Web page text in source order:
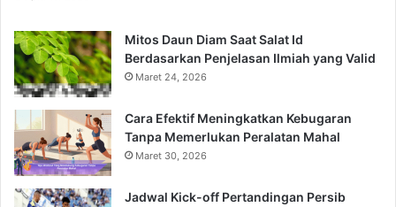
Mitos Daun Diam Saat Salat Id
Berdasarkan Penjelasan Ilmiah yang Valid
Maret 24, 2026
Cara Efektif Meningkatkan Kebugaran
Tanpa Memerlukan Peralatan Mahal
Maret 30, 2026
Jadwal Kick-off Pertandingan Persib